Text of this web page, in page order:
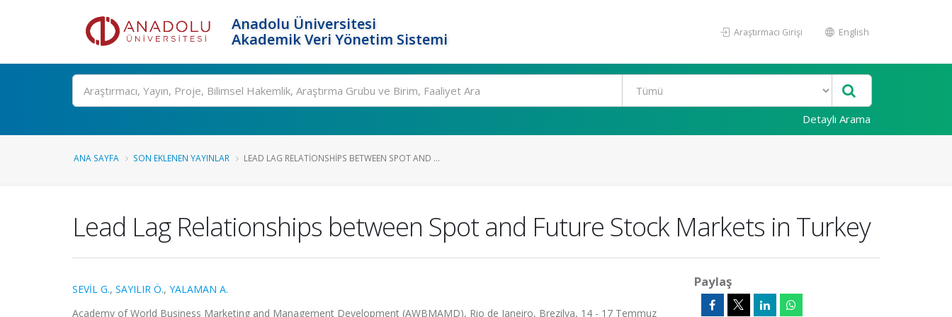
Anadolu Üniversitesi
Akademik Veri Yönetim Sistemi
Araştırmacı Girişi English
Ara
Detaylı Arama
ANA SAYFA SON EKLENEN YAYINLAR LEAD LAG RELATIONSHIPS BETWEEN SPOT AND ...
Lead Lag Relationships between Spot and Future Stock Markets in Turkey
SEVİL G., SAYILIR Ö., YALAMAN A.
Academy of World Business Marketing and Management Development (AWBMAMD), Rio de Janeiro, Brezilya, 14 - 17 Temmuz
Paylaş